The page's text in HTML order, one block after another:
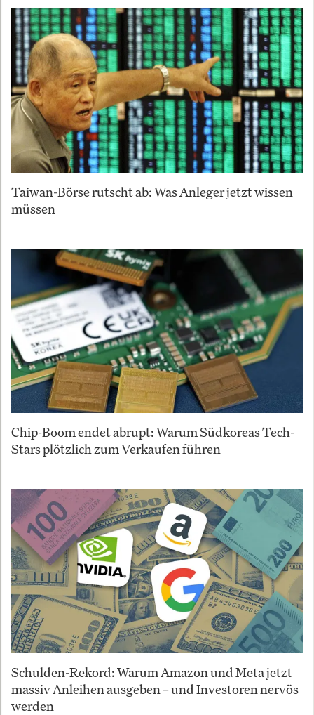
Taiwan-Börse rutscht ab: Was Anleger jetzt wissen
müssen
Chip-Boom endet abrupt: Warum Südkoreas Tech-
Stars plötzlich zum Verkaufen führen
Schulden-Rekord: Warum Amazon und Meta jetzt
massiv Anleihen ausgeben – und Investoren nervös
werden